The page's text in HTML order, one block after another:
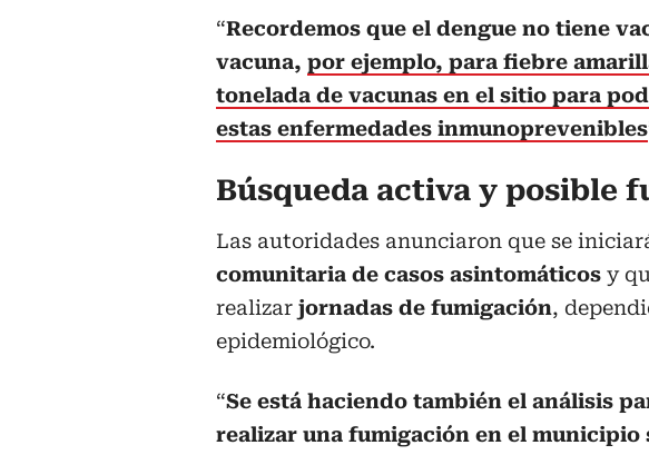
“Recordemos que el dengue no tiene
vacuna, por ejemplo, para fiebre
tonelada de vacunas en el sitio para
estas enfermedades inmunoprevenibles
Búsqueda activa y posible
Las autoridades anunciaron que se
comunitaria de casos asintomáticos y
realizar jornadas de fumigación,
epidemiológico.
“Se está haciendo también el análisis
realizar una fumigación en el municipio